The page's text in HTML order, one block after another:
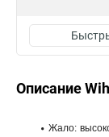
Описание
Жало: